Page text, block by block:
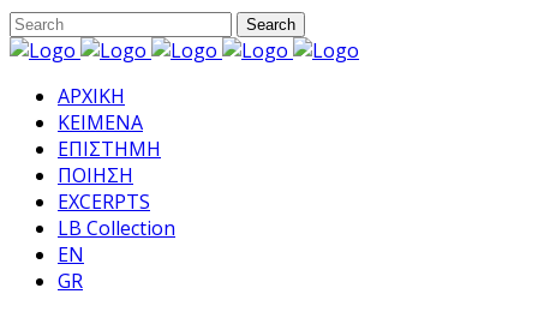
ΑΡΧΙΚΗ
ΚΕΙΜΕΝΑ
ΕΠΙΣΤΗΜΗ
ΠΟΙΗΣΗ
EXCERPTS
LB Collection
EN
GR